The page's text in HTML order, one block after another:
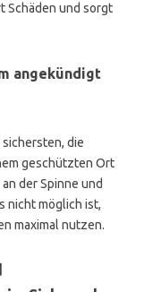
Schäden und sorgt
angekündigt
die
geschützten Ort
der Spinne und
nicht möglich ist,
maximal nutzen.